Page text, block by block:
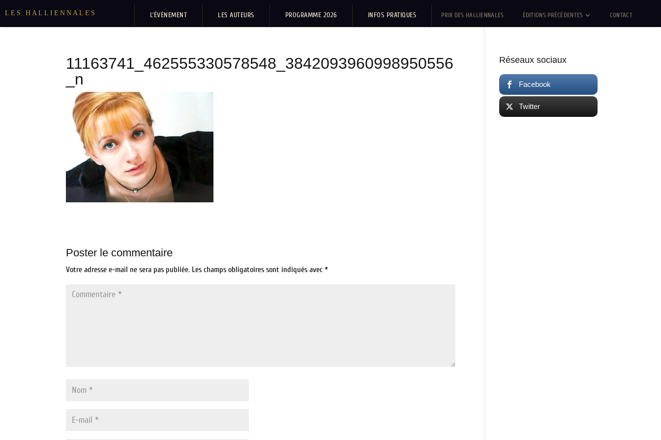
LES HALLIENNALES L’ÉVÈNEMENT LES AUTEURS PROGRAMME 2026 INFOS PRATIQUES PRIX DES HALLIENNALES ÉDITIONS PRÉCÉDENTES CONTACT
11163741_462555330578548_3842093960998950556
_n
Poster le commentaire
Votre adresse e-mail ne sera pas publiée. Les champs obligatoires sont indiqués avec*
Réseaux sociaux
Facebook
Twitter